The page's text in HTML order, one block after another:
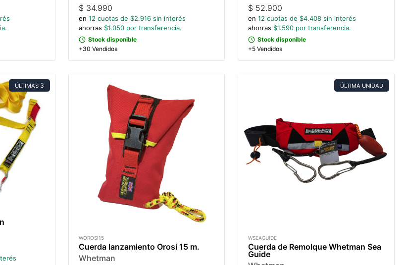
$ 34.990
en 12 cuotas de $2.916 sin interés
ahorras $1.050por transferencia.
Stock disponible
+30 Vendidos
$ 52.900
en 12 cuotas de $4.408 sin interés
ahorras $1.590 por transferencia.
Stock disponible
+5 Vendidos
ÚLTIMAS 3
WOROSI15
Cuerda lanzamiento Orosi 15 m.
Whetman
ÚLTIMA UNIDAD
WSEAGUIDE
Cuerda de Remolque Whetman Sea
Guide